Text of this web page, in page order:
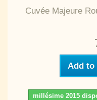
Cuvée Majeure
Add to
millésime 2015